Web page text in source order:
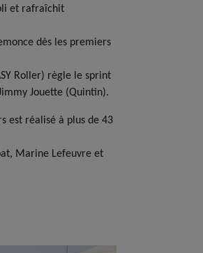
et rafraîchit
dès les premiers
Roller) règle le sprint
Jouette (Quintin).
est réalisé à plus de 43
Marine Lefeuvre et